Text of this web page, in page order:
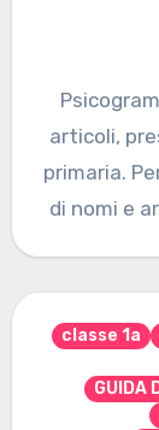
articoli,
primaria.
di nomi e
classe 1a
GUIDA